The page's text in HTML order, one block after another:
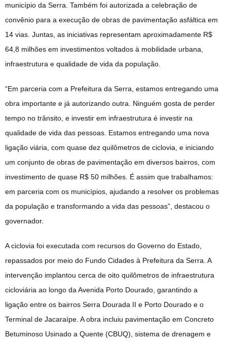
município da Serra. Também foi autorizada a celebração de
convênio para a execução de obras de pavimentação asfáltica em
14 vias. Juntas, as iniciativas representam aproximadamente R$
64,8 milhões em investimentos voltados à mobilidade urbana,
infraestrutura e qualidade de vida da população.
“Em parceria com a Prefeitura da Serra, estamos entregando uma
obra importante e já autorizando outra. Ninguém gosta de perder
tempo no trânsito, e investir em infraestrutura é investir na
qualidade de vida das pessoas. Estamos entregando uma nova
ligação viária, com quase dez quilômetros de ciclovia, e iniciando
um conjunto de obras de pavimentação em diversos bairros, com
investimento de quase R$ 50 milhões. É assim que trabalhamos:
em parceria com os municípios, ajudando a resolver os problemas
da população e transformando a vida das pessoas”, destacou o
governador.
A ciclovia foi executada com recursos do Governo do Estado,
repassados por meio do Fundo Cidades à Prefeitura da Serra. A
intervenção implantou cerca de oito quilômetros de infraestrutura
cicloviária ao longo da Avenida Porto Dourado, garantindo a
ligação entre os bairros Serra Dourada II e Porto Dourado e o
Terminal de Jacaraípe. A obra incluiu pavimentação em Concreto
Betuminoso Usinado a Quente (CBUQ), sistema de drenagem e